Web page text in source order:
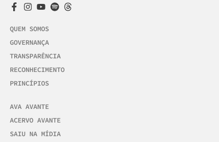
QUEM SOMOS
GOVERNANÇA
TRANSPARÊNCIA
RECONHECIMENTO
PRINCÍPIOS
AVA AVANTE
ACERVO AVANTE
SAIU NA MÍDIA